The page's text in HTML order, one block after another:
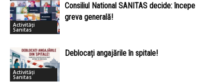
Activități
Sanitas
Consiliul National SANITAS decide: începe
greva generală!
Activități
Sanitas
Deblocați angajările în spitale!